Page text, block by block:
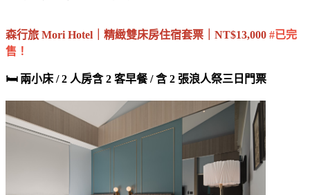
森行旅 Mori Hotel｜ 精緻雙床房住宿套票｜NT$13,000 #已完
售！
🛏️ 兩小床 / 2 人房含 2 客早餐/ 含 2 張浪人祭三日門票